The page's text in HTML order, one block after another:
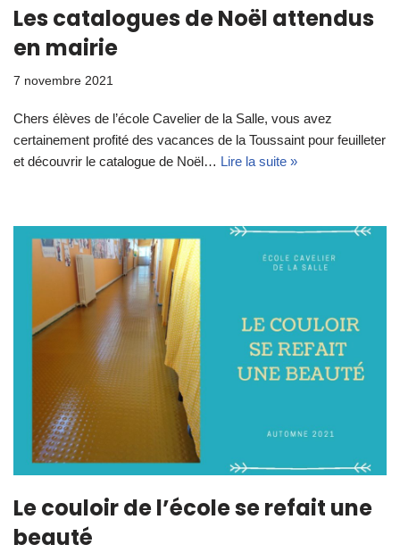
Les catalogues de Noël attendus
en mairie
7 novembre 2021
Chers élèves de l’école Cavelier de la Salle, vous avez
certainement profité des vacances de la Toussaint pour feuilleter
et découvrir le catalogue de Noël… Lire la suite »
Le couloir de l’école se refait une
beauté